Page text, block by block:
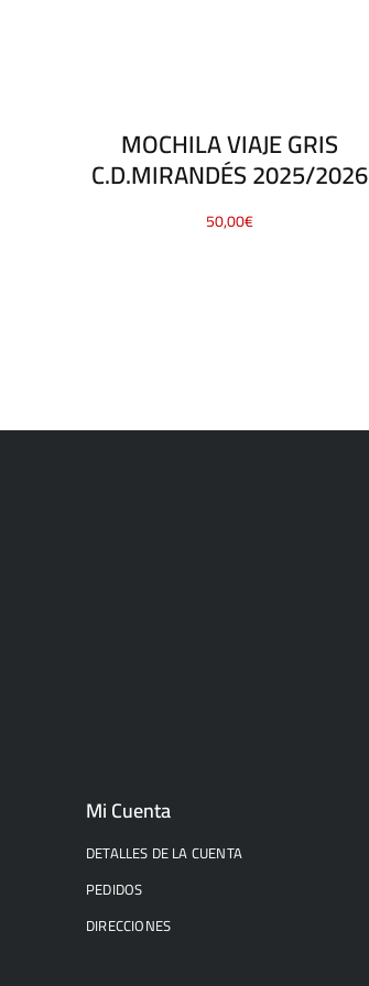
MOCHILA VIAJE GRIS
C.D.MIRANDÉS 2025/2026
50,00€
Mi Cuenta
DETALLES DE LA CUENTA
PEDIDOS
DIRECCIONES